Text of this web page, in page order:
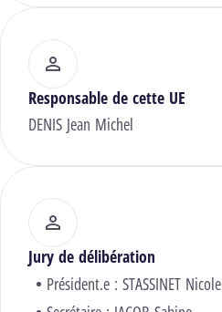
Responsable de cette UE
DENIS Jean Michel
Jury de délibération
Président.e : STASSINET Nicole